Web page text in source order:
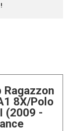
8X/Polo
(2009 -